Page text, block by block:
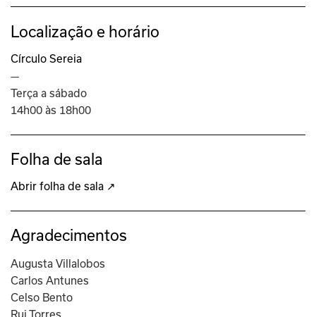
Localização e horário
Círculo Sereia
—
Terça a sábado
14h00 às 18h00
Folha de sala
Abrir folha de sala ↗
Agradecimentos
Augusta Villalobos
Carlos Antunes
Celso Bento
Rui Torres